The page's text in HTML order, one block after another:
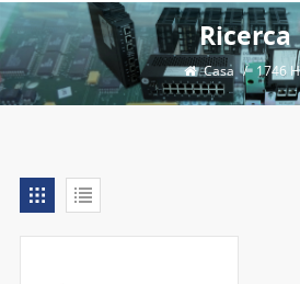
Ricerca
Casa / 1746